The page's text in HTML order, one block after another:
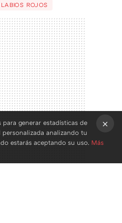
LABIOS ROJOS
generar estadísticas de
analizando tu
estarás aceptando su uso. Más